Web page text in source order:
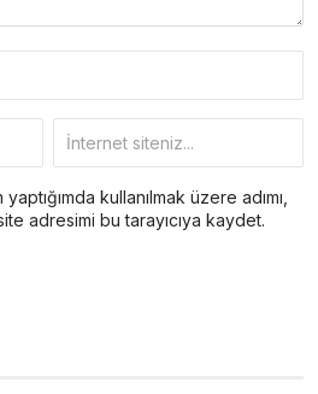
kullanılmak üzere adımı,
adresimi bu tarayıcıya kaydet.